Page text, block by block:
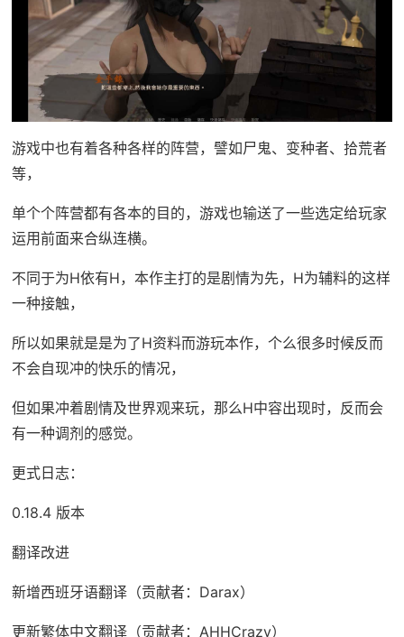
游戏中也有着各种各样的阵营，譬如尸鬼、变种者、拾荒者
等，
单个个阵营都有各本的目的，游戏也输送了一些选定给玩家
运用前面来合纵连横。
不同于为H依有H，本作主打的是剧情为先，H为辅料的这样
一种接触，
所以如果就是是为了H资料而游玩本作，个么很多时候反而
不会自现冲的快乐的情况，
但如果冲着剧情及世界观来玩，那么H中容出现时，反而会
有一种调剂的感觉。
更式日志：
0.18.4 版本
翻译改进
新增西班牙语翻译（贡献者：Darax）
更新繁体中文翻译（贡献者：AHHCrazy）